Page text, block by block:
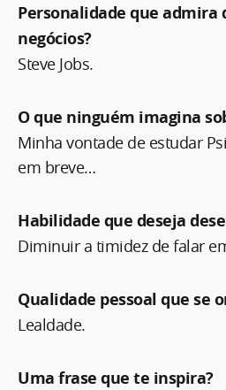
Personalidade que admira
negócios?
Steve Jobs.
O que ninguém imagina
Minha vontade de estudar
em breve…
Habilidade que deseja
Diminuir a timidez de falar
Qualidade pessoal que se
Lealdade.
Uma frase que te inspira?